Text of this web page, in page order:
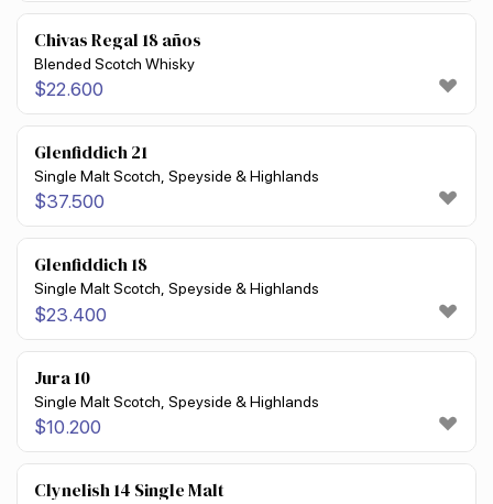
Chivas Regal 18 años
Blended Scotch Whisky
$22.600
Glenfiddich 21
Single Malt Scotch, Speyside & Highlands
$37.500
Glenfiddich 18
Single Malt Scotch, Speyside & Highlands
$23.400
Jura 10
Single Malt Scotch, Speyside & Highlands
$10.200
Clynelish 14 Single Malt